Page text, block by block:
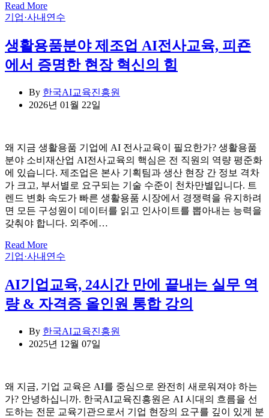
Read More
Categories
기업·사내연수
생활용품분야 제조업 AI전사교육, 피죤
에서 증명한 현장 혁신의 힘
By 한국AI교육진흥원
2026년 01월 22일
왜 지금 생활용품 기업에 AI 전사교육이 필요한가? 생활용품
분야 소비재산업 AI전사교육의 핵심은 전 직원의 역량 평준화
에 있습니다. 제조업은 본사 기획팀과 생산 현장 간 정보 격차
가 크고, 부서별로 요구되는 기술 수준이 천차만별입니다. 트
렌드 변화 속도가 빠른 생활용품 시장에서 경쟁력을 유지하려
면 모든 구성원이 데이터를 읽고 인사이트를 뽑아내는 능력을
갖춰야 합니다. 외주에…
Read More
Categories
기업·사내연수
AI기업교육, 24시간 만에 끝내는 실무 역
량 & 자격증 올인원 통합 강의
By 한국AI교육진흥원
2025년 12월 07일
왜 지금, 기업 교육은 AI를 중심으로 완전히 새로워져야 하는
가? 안녕하십니까. 한국AI교육진흥원은 AI 시대의 흐름을 선
도하는 전문 교육기관으로서 기업 현장의 요구를 깊이 있게 분